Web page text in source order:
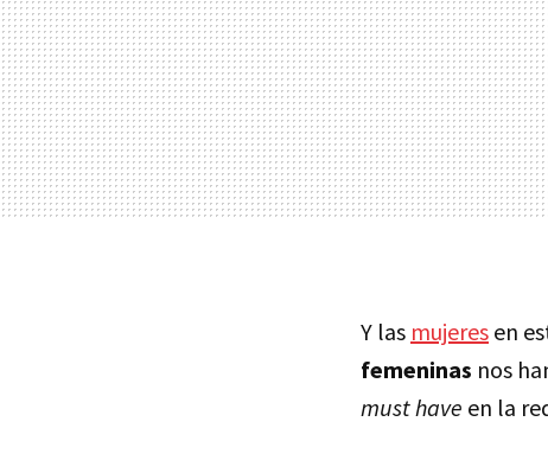
Y las mujeres en
femeninas nos
must have en la